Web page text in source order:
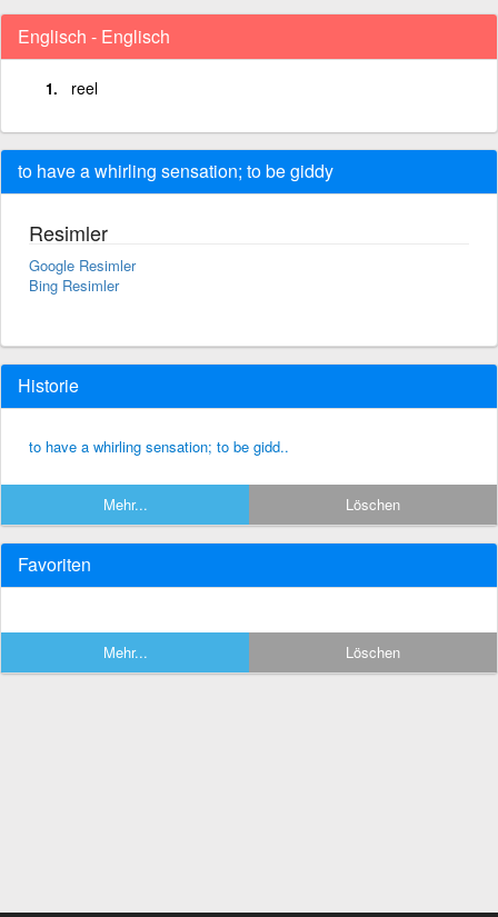
Englisch - Englisch
reel
to have a whirling sensation; to be giddy
Resimler
Google Resimler
Bing Resimler
Historie
to have a whirling sensation; to be gidd..
Mehr... Löschen
Favoriten
Mehr... Löschen